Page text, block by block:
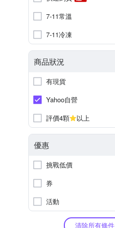
7-11常溫
7-11冷凍
商品狀況
有現貨
Yahoo自營
評價4顆
以上
優惠
挑戰低價
券
活動
清除所有條件